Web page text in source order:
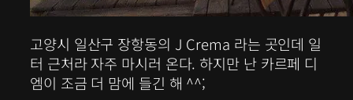
고양시 일산구 장항동의 J Crema 라는 곳인데 일
터 근처라 자주 마시러 온다. 하지만 난 카르페 디
엠이 조금 더 맘에 들긴 해 ^^;